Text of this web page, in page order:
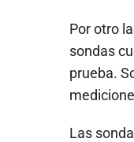
Por otro
sondas
prueba.
Las